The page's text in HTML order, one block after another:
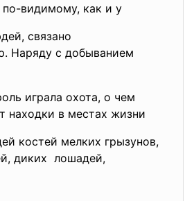
по-видимому, как и у
связано
Наряду с добыванием
играла охота, о чем
находки в местах жизни
костей мелких грызунов,
диких лошадей,